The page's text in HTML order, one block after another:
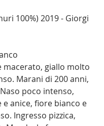
100%) 2019 - Giorgi
macerato, giallo molto
Marani di 200 anni,
poco intenso,
e anice, fiore bianco e
Ingresso pizzica,